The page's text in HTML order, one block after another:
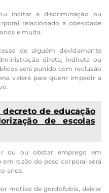
incitar a discriminação ou
relacionado à obesidade
e multa.
de alguém devidamente
direta, indireta ou
será punido com reclusão
valerá para quem impedir a
de educação
de escolas
ou ou obstar emprego em
razão do peso corporal será
anos.
motivo de gordofobia, deixar